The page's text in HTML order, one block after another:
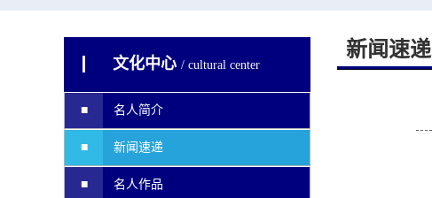
文化中心 / cultural center
名人简介
新闻速递
名人作品
新闻速递